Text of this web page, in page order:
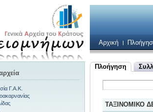
Αρχική
Πλοήγηση
ΤΑΞΙΝΟΜΙΚΟ
Γ.Α.Κ.